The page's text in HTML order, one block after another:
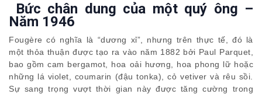
Bức chân dung của một quý ông –
Năm 1946
Fougère có nghĩa là “dương xỉ”, nhưng trên thực tế, đó là
một thỏa thuận được tạo ra vào năm 1882 bởi Paul Parquet,
bao gồm cam bergamot, hoa oải hương, hoa phong lữ hoặc
những lá violet, coumarin (đậu tonka), cỏ vetiver và rêu sồi.
Sự sang trọng vượt thời gian này được tăng cường trong